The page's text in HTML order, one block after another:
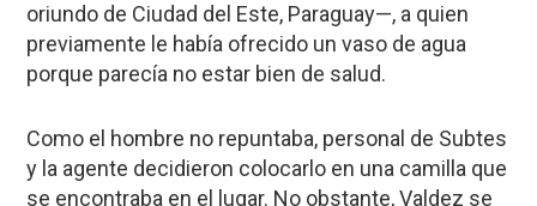
oriundo de Ciudad del Este, Paraguay—, a quien
previamente le había ofrecido un vaso de agua
porque parecía no estar bien de salud.
Como el hombre no repuntaba, personal de Subtes
y la agente decidieron colocarlo en una camilla que
se encontraba en el lugar. No obstante, Valdez se